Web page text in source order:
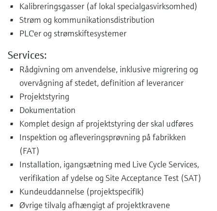
Kalibreringsgasser (af lokal specialgasvirksomhed)
Strøm og kommunikationsdistribution
PLC'er og strømskiftesystemer
Services:
Rådgivning om anvendelse, inklusive migrering og
overvågning af stedet, definition af leverancer
Projektstyring
Dokumentation
Komplet design af projektstyring der skal udføres
Inspektion og afleveringsprøvning på fabrikken
(FAT)
Installation, igangsætning med Live Cycle Services,
verifikation af ydelse og Site Acceptance Test (SAT)
Kundeuddannelse (projektspecifik)
Øvrige tilvalg afhængigt af projektkravene